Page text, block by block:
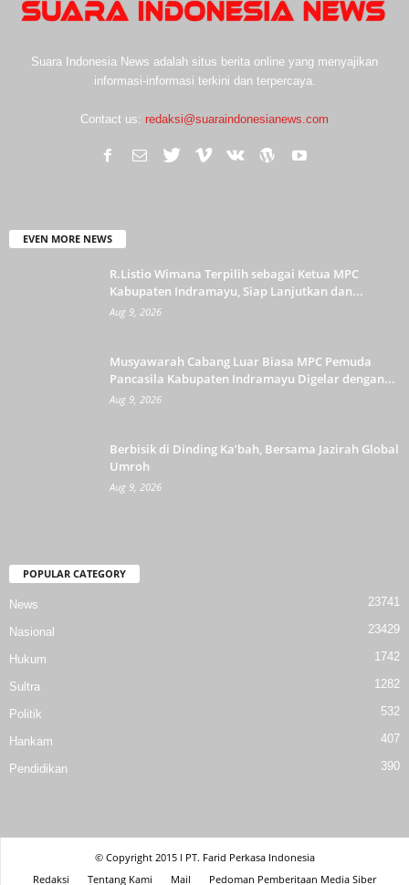
Suara Indonesia News adalah situs berita online yang menyajikan
informasi-informasi terkini dan terpercaya.
Contact us: redaksi@suaraindonesianews.com
EVEN MORE NEWS
R.Listio Wimana Terpilih sebagai Ketua MPC
Kabupaten Indramayu, Siap Lanjutkan dan...
Aug 9, 2026
Musyawarah Cabang Luar Biasa MPC Pemuda
Pancasila Kabupaten Indramayu Digelar dengan...
Aug 9, 2026
Berbisik di Dinding Ka’bah, Bersama Jazirah Global
Umroh
Aug 9, 2026
POPULAR CATEGORY
News 23741
Nasional 23429
Hukum 1742
Sultra 1282
Politik 532
Hankam 407
Pendidikan 390
© Copyright 2015 l PT. Farid Perkasa Indonesia
Redaksi
Tentang Kami Mail Pedoman Pemberitaan Media Siber